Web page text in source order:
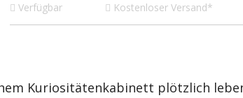
Verfügbar Kostenloser Versand*
Kuriositätenkabinett plötzlich